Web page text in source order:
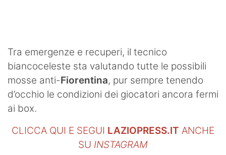
Tra emergenze e recuperi, il tecnico
biancoceleste sta valutando tutte le possibili
mosse anti-Fiorentina, pur sempre tenendo
d’occhio le condizioni dei giocatori ancora fermi
ai box.
CLICCA QUI E SEGUI LAZIOPRESS.IT ANCHE
SU INSTAGRAM